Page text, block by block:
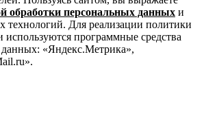
обработки персональных данных и
технологий. Для реализации политики
используются программные средства
«Яндекс.Метрика»,